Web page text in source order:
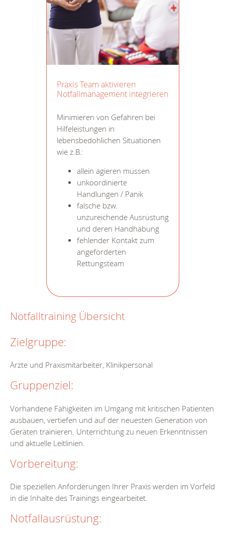
Praxis Team aktivieren
Notfallmanagement integrieren
Minimieren von Gefahren bei
Hilfeleistungen in
lebensbedohlichen Situationen
wie z.B.:
allein agieren müssen
unkoordinierte
Handlungen / Panik
falsche bzw.
unzureichende Ausrüstung
und deren Handhabung
fehlender Kontakt zum
angeforderten
Rettungsteam
Notfalltraining Übersicht
Zielgruppe:
Ärzte und Praxismitarbeiter, Klinikpersonal
Gruppenziel:
Vorhandene Fähigkeiten im Umgang mit kritischen Patienten
ausbauen, vertiefen und auf der neuesten Generation von
Geräten trainieren. Unterrichtung zu neuen Erkenntnissen
und aktuelle Leitlinien.
Vorbereitung:
Die speziellen Anforderungen Ihrer Praxis werden im Vorfeld
in die Inhalte des Trainings eingearbeitet.
Notfallausrüstung: